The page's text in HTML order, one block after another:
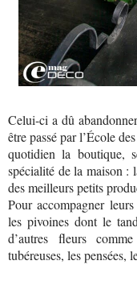
Celui-ci a dû
être passé par l’École
quotidien la boutique,
spécialité de la maison :
des meilleurs petits
Pour accompagner
les pivoines dont le
d’autres fleurs
tubéreuses, les pensées,